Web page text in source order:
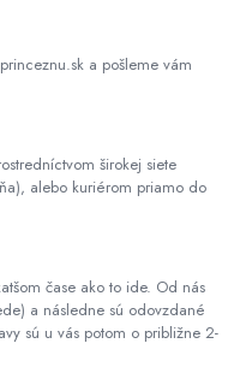
a pošleme vám
širokej siete
alebo kuriérom priamo do
čase ako to ide. Od nás
a následne sú odovzdané
sú u vás potom o približne 2-